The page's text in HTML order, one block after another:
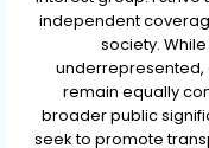
independent
society.
underrepresented,
remain equally
broader public
seek to promote